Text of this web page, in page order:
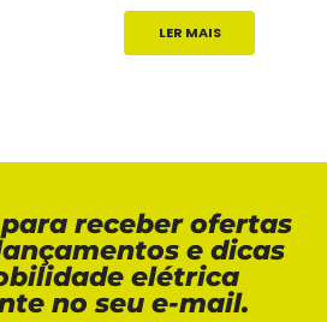
LER MAIS
receber ofertas
e dicas
elétrica
no seu e-mail.